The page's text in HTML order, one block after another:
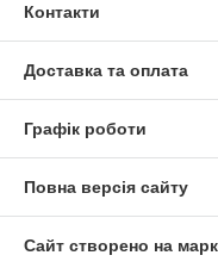
Контакти
Доставка та оплата
Графік роботи
Повна версія сайту
Сайт створено на